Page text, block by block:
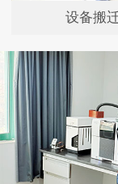
设备搬